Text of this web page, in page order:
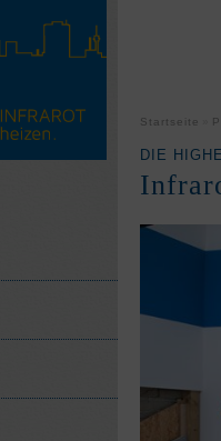
Startseite
DIE